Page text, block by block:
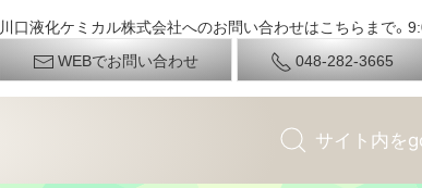
川口液化ケミカル株式会社へのお問い合わせはこちらまで。
WEBでお問い合わせ
048-282-3665